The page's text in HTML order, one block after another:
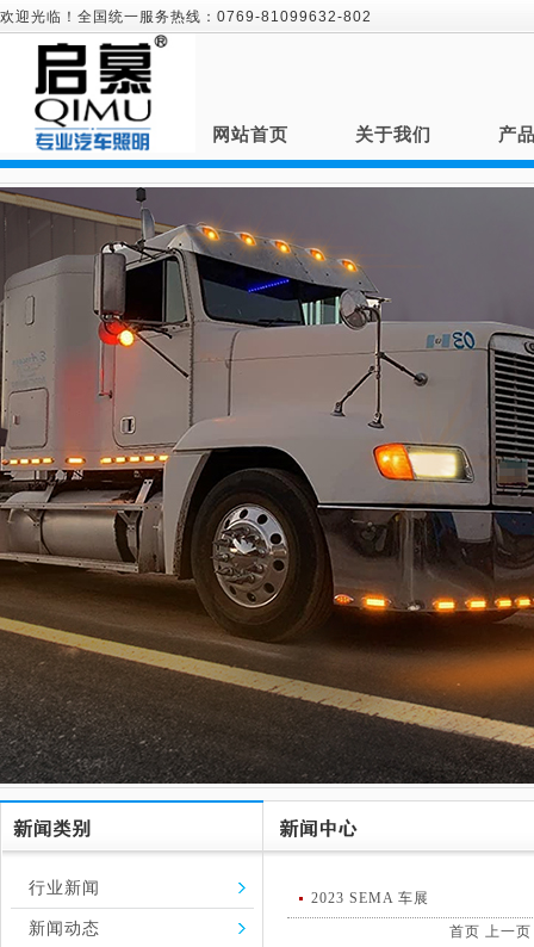
欢迎光临！全国统一服务热线：0769-81099632-802
网站首页 关于我们 产
行业新闻
新闻动态
2023 SEMA 车展
首页 上一页